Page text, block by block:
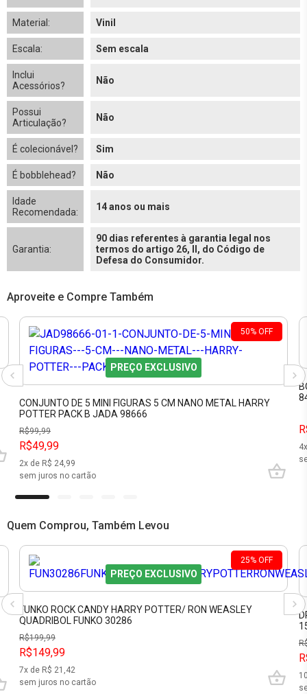
Material: Vinil
Escala: Sem escala
Inclui
Acessórios?
Não
Possui
Articulação?
Não
É colecionável? Sim
É bobblehead? Não
Idade
Recomendada:
14 anos ou mais
Garantia:
90 dias referentes à garantia legal nos
termos do artigo 26, II, do Código de
Defesa do Consumidor.
Aproveite e Compre Também
50% OFF
PREÇO EXCLUSIVO
CONJUNTO DE 5 MINI FIGURAS 5 CM NANO METAL HARRY
POTTER PACK B JADA 98666
R$99,99
R$49,99
2x de R$ 24,99
sem juros no cartão
4
Quem Comprou, Também Levou
25% OFF
PREÇO EXCLUSIVO
FUNKO ROCK CANDY HARRY POTTER/ RON WEASLEY
QUADRIBOL FUNKO 30286
R$199,99
R$149,99
7x de R$ 21,42
sem juros no cartão